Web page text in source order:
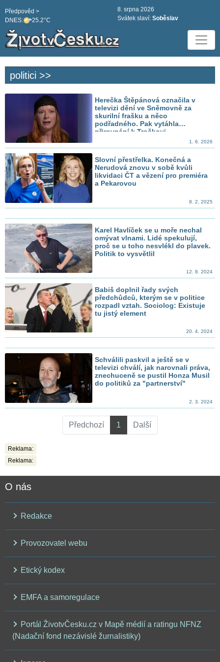
DNES: 25.2°C
Předpověd >
8. srpna 2026
Svátek slaví: Soběslav
politici >>
Herečka Štěpánová označila v
televizi dění ve Sněmovně za
skurilní frašku a něco
podřadného. Pak vytáhla
přirovnání k Troškovi
1. 6. 2026
Slovní přestřelka. Konečná a
Nerudová znovu v sobě kvůli
likvidaci ČT a vězení pro premiéra
a Pekarovou
8. 2. 2025
Karel Havlíček se u moře nechal
omývat vlnami. Lidé spekulují,
proč se u toho nesvlékl do plavek.
Politik to vysvětlil
12. 8. 2024
Babiš doplnil řady svých
předchůdců, kterým se v politice
rozpadl vztah. Sociolog: Existuje
tu jistý element
20. 4. 2024
Schválili paskvil a ještě se v
televizi chválí, jak narovnali práva,
znechuceně se pustil Honza Musil
do politiků za "partnerství"
2. 3. 2024
Předchozí 1 Další
Reklama:
Reklama:
O nás
Redakce
Provozovatel webu
Etický kodex
EMFA a samoregulace
Portál ŽivotvČesku.cz v Mapě médií a ratingu NFNZ
(Nadační fond nezávislé žurnalistiky)